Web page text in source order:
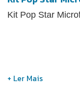
Kit Pop Star